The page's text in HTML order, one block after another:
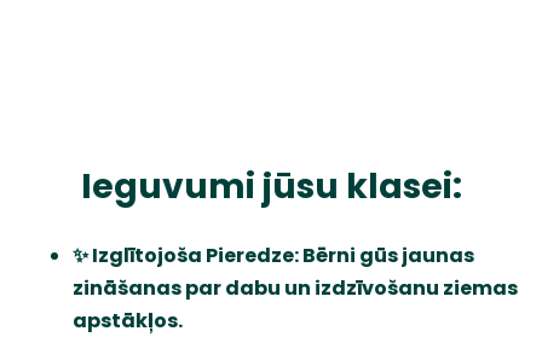
Ieguvumi jūsu klasei:
✨ Izglītojoša Pieredze: Bērni gūs jaunas
zināšanas par dabu un izdzīvošanu ziemas
apstākļos.